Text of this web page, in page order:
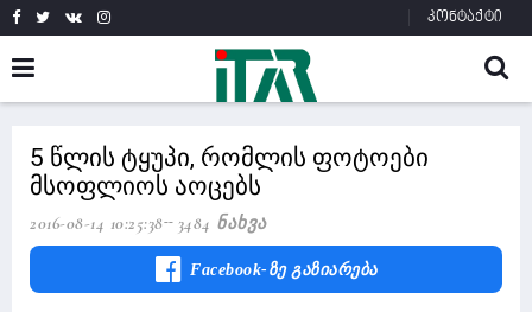
კონტაქტი
5 წლის ტყუპი, რომლის ფოტოები
მსოფლიოს აოცებს
2016-08-14 10:25:38 3484 Ნახვა
Facebook-Ზე Გაზიარება